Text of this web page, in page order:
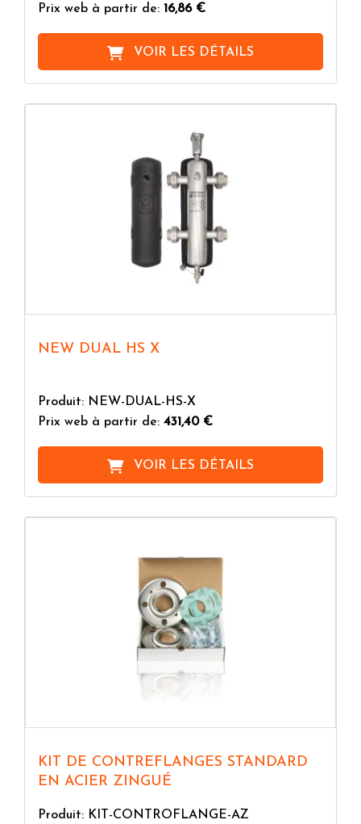
Prix web à partir de: 16,86 €
VOIR LES DÉTAILS
NEW DUAL HS X
Produit: NEW-DUAL-HS-X
Prix web à partir de: 431,40 €
VOIR LES DÉTAILS
KIT DE CONTREFLANGES STANDARD
EN ACIER ZINGUÉ
Produit: KIT-CONTROFLANGE-AZ